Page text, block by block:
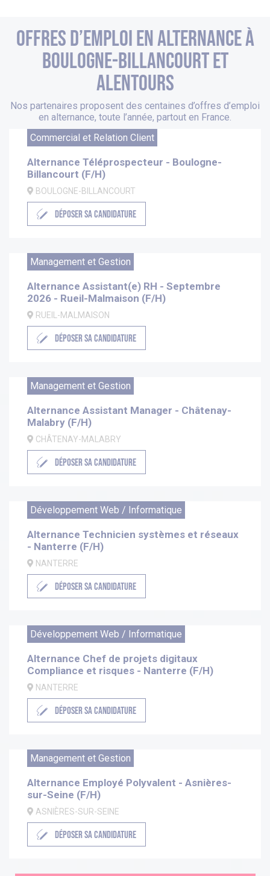
Offres d’emploi en alternance à
Boulogne-Billancourt et
alentours
Nos partenaires proposent des centaines d’offres d’emploi
en alternance, toute l’année, partout en France.
Commercial et Relation Client
Alternance Téléprospecteur - Boulogne-
Billancourt (F/H)
BOULOGNE-BILLANCOURT
DÉPOSER SA CANDIDATURE
Management et Gestion
Alternance Assistant(e) RH - Septembre
2026 - Rueil-Malmaison (F/H)
RUEIL-MALMAISON
DÉPOSER SA CANDIDATURE
Management et Gestion
Alternance Assistant Manager - Châtenay-
Malabry (F/H)
CHÂTENAY-MALABRY
DÉPOSER SA CANDIDATURE
Développement Web / Informatique
Alternance Technicien systèmes et réseaux
- Nanterre (F/H)
NANTERRE
DÉPOSER SA CANDIDATURE
Développement Web / Informatique
Alternance Chef de projets digitaux
Compliance et risques - Nanterre (F/H)
NANTERRE
DÉPOSER SA CANDIDATURE
Management et Gestion
Alternance Employé Polyvalent - Asnières-
sur-Seine (F/H)
ASNIÈRES-SUR-SEINE
DÉPOSER SA CANDIDATURE